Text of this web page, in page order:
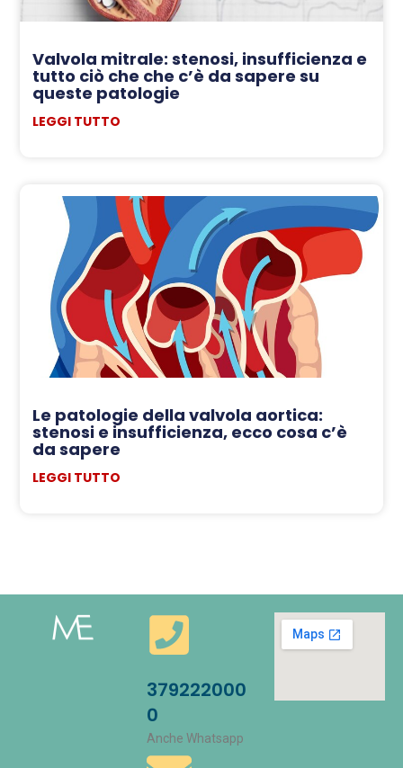
Valvola mitrale: stenosi, insufficienza e
tutto ciò che che c’è da sapere su
queste patologie
LEGGI TUTTO
Le patologie della valvola aortica:
stenosi e insufficienza, ecco cosa c’è
da sapere
LEGGI TUTTO
379222000
0
Anche Whatsapp